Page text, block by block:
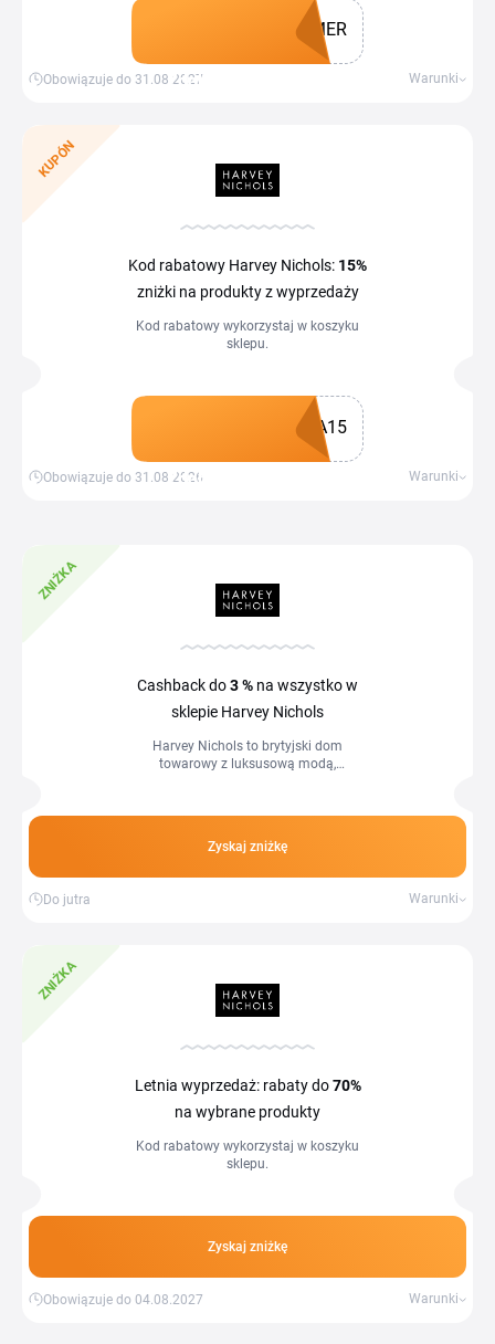
Zdobądź kupon
MER
Obowiązuje do 31.08.2027 Warunki
KUPÓN
Kod rabatowy Harvey Nichols: 15%
zniżki na produkty z wyprzedaży
Kod rabatowy wykorzystaj w koszyku
sklepu.
Zdobądź kupon
A15
Obowiązuje do 31.08.2026 Warunki
ZNIŻKA
Cashback do3 % na wszystko w
sklepie Harvey Nichols
Harvey Nichols to brytyjski dom
towarowy z luksusową modą,
aktualnym kodem rabatowym...
Zyskaj zniżkę
Do jutra Warunki
ZNIŻKA
Letnia wyprzedaż: rabaty do70%
na wybrane produkty
Kod rabatowy wykorzystaj w koszyku
sklepu.
Zyskaj zniżkę
Obowiązuje do 04.08.2027 Warunki